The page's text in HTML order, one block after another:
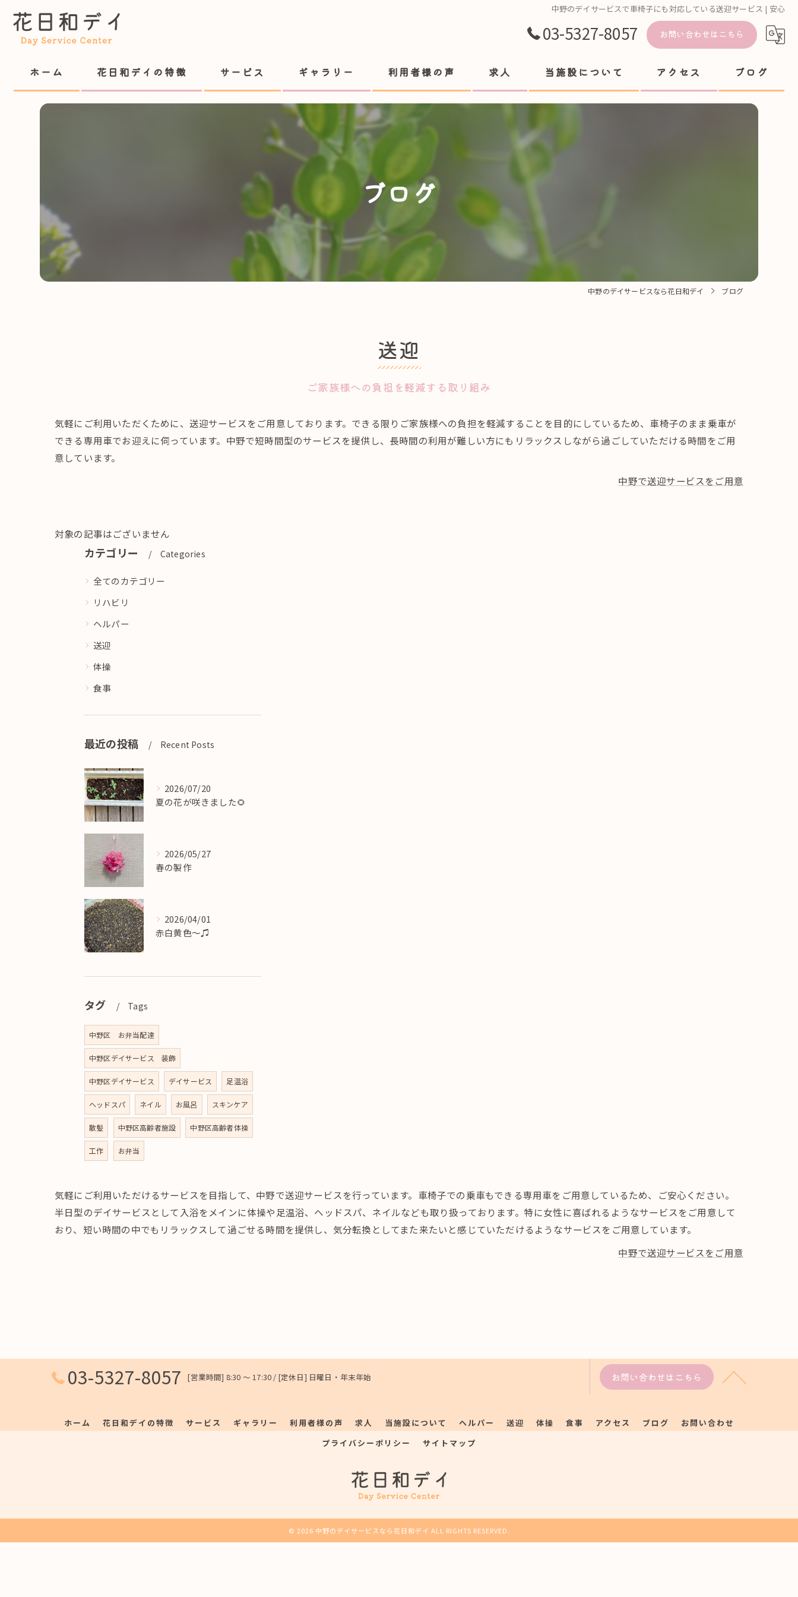
中野のデイサービスで車椅子にも対応している送迎サービス | 安心
03-5327-8057 お問い合わせはこちら
ホーム 花日和デイの特徴 サービス ギャラリー 利用者様の声 求人 当施設について
送迎
体操
アクセス ブログ
ブログ
中野のデイサービスなら花日和デイ ブログ
送迎
ご家族様への負担を軽減する取り組み
気軽にご利用いただくために、送迎サービスをご用意しております。できる限りご家族様への負担を軽減することを目的にしているため、車椅子のまま乗車が
できる専用車でお迎えに伺っています。中野で短時間型のサービスを提供し、長時間の利用が難しい方にもリラックスしながら過ごしていただける時間をご用
意しています。
中野で送迎サービスをご用意
対象の記事はございません
カテゴリー Categories
全てのカテゴリー
リハビリ
ヘルパー
送迎
体操
食事
最近の投稿 Recent Posts
2026/07/20
夏の花が咲きました🌻
2026/05/27
春の製作
2026/04/01
赤白黄色〜♫
タグ Tags
中野区 お弁当配達
中野区デイサービス 装飾
中野区デイサービス デイサービス 足温浴
ヘッドスパ ネイル お風呂 スキンケア
散髪 中野区高齢者施設 中野区高齢者体操
工作 お弁当
気軽にご利用いただけるサービスを目指して、中野で送迎サービスを行っています。車椅子での乗車もできる専用車をご用意しているため、ご安心ください。
半日型のデイサービスとして入浴をメインに体操や足温浴、ヘッドスパ、ネイルなども取り扱っております。特に女性に喜ばれるようなサービスをご用意して
おり、短い時間の中でもリラックスして過ごせる時間を提供し、気分転換としてまた来たいと感じていただけるようなサービスをご用意しています。
中野で送迎サービスをご用意
03-5327-8057 [営業時間] 8:30 〜 17:30 / [定休日] 日曜日・年末年始 お問い合わせはこちら
ホーム 花日和デイの特徴 サービス ギャラリー 利用者様の声 求人 当施設について ヘルパー 送迎 体操 食事 アクセス ブログ
お問い合わせ
プライバシーポリシー
サイトマップ
© 2026 中野のデイサービスなら花日和デイ ALL RIGHTS RESERVED.